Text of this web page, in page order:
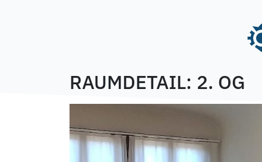
RAUMDETAIL: 2. OG